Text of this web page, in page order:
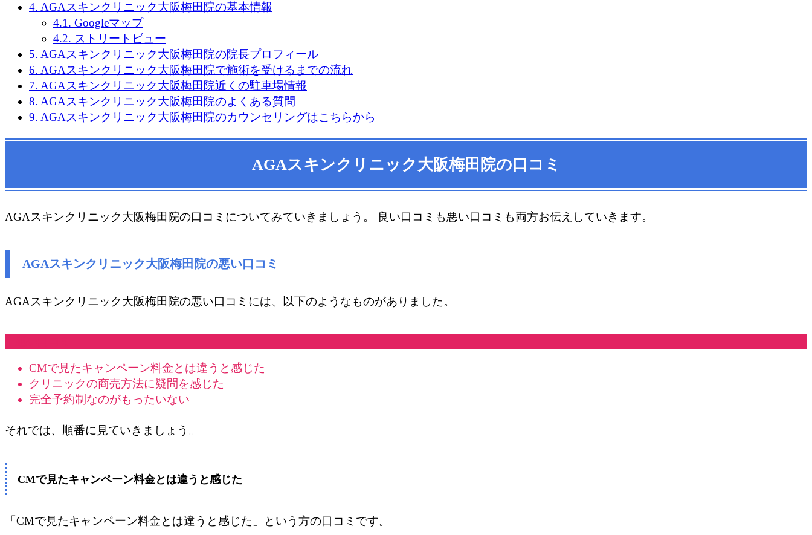
4. AGAスキンクリニック大阪梅田院の基本情報
4.1. Googleマップ
4.2. ストリートビュー
5. AGAスキンクリニック大阪梅田院の院長プロフィール
6. AGAスキンクリニック大阪梅田院で施術を受けるまでの流れ
7. AGAスキンクリニック大阪梅田院近くの駐車場情報
8. AGAスキンクリニック大阪梅田院のよくある質問
9. AGAスキンクリニック大阪梅田院のカウンセリングはこちらから
AGAスキンクリニック大阪梅田院の口コミ
AGAスキンクリニック大阪梅田院の口コミについてみていきましょう。 良い口コミも悪い口コミも両方お伝えしていきます。
AGAスキンクリニック大阪梅田院の悪い口コミ
AGAスキンクリニック大阪梅田院​の悪い口コミには、以下のようなものがありました。
CMで見たキャンペーン料金とは違うと感じた
クリニックの商売方法に疑問を感じた
完全予約制なのがもったいない
それでは、順番に見ていきましょう。
CMで見たキャンペーン料金とは違うと感じた
「CMで見たキャンペーン料金とは違うと感じた」という方の口コミです。